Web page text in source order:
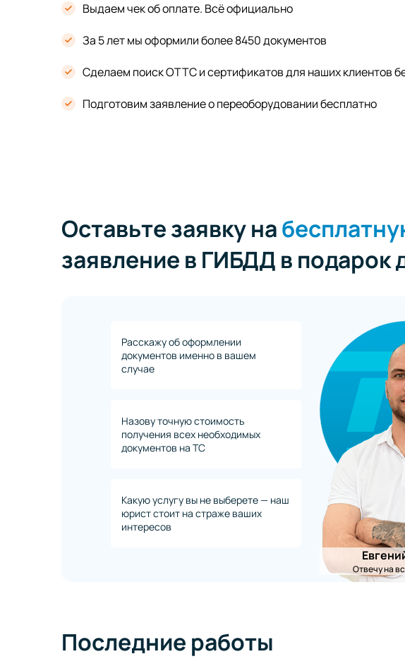
Выдаем чек об оплате. Всё официально
За 5 лет мы оформили более 8450 документов
Сделаем поиск ОТТС и сертификатов для наших клиентов
Подготовим заявление о переоборудовании бесплатно
Оставьте заявку на
заявление в ГИБДД в подарок
Расскажу об оформлении
документов именно в вашем
случае
Назову точную стоимость
получения всех необходимых
документов на ТС
Какую услугу вы не выберете — наш
юрист стоит на страже ваших
интересов
Отвечу на
Последние работы